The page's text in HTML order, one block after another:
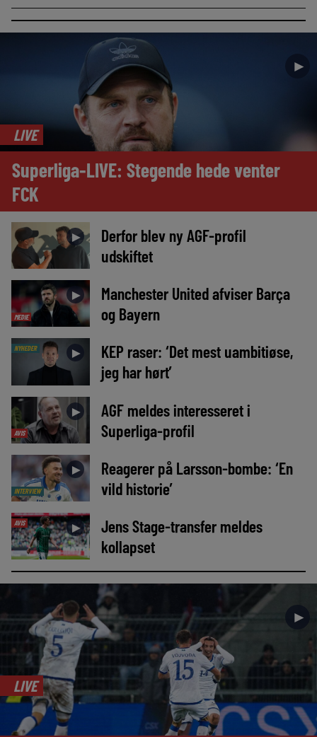
►
LIVE
Superliga-LIVE: Stegende hede venter
FCK
►
Derfor blev ny AGF-profil
udskiftet
MEDIE
►
Manchester United afviser Barça
og Bayern
NYHEDER ►
KEP raser: ‘Det mest uambitiøse,
jeg har hørt’
AVIS
►
AGF meldes interesseret i
Superliga-profil
INTERVIEW
►
Reagerer på Larsson-bombe: ‘En
vild historie’
AVIS ►
Jens Stage-transfer meldes
kollapset
►
LIVE